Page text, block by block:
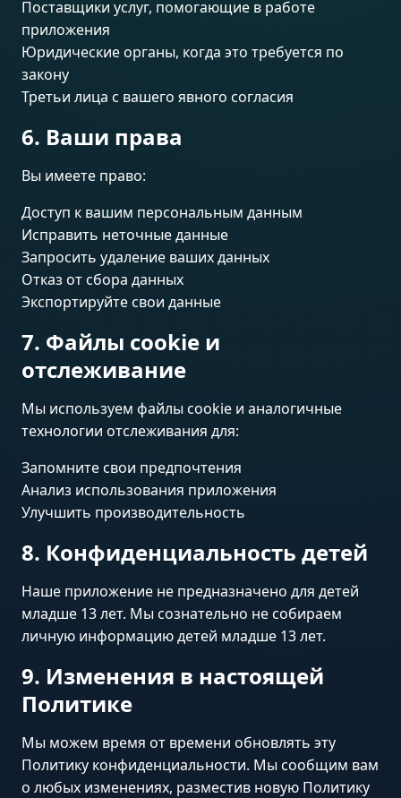
Поставщики услуг, помогающие в работе
приложения
Юридические органы, когда это требуется по
закону
Третьи лица с вашего явного согласия
6. Ваши права
Вы имеете право:
Доступ к вашим персональным данным
Исправить неточные данные
Запросить удаление ваших данных
Отказ от сбора данных
Экспортируйте свои данные
7. Файлы cookie и
отслеживание
Мы используем файлы cookie и аналогичные
технологии отслеживания для:
Запомните свои предпочтения
Анализ использования приложения
Улучшить производительность
8. Конфиденциальность детей
Наше приложение не предназначено для детей
младше 13 лет. Мы сознательно не собираем
личную информацию детей младше 13 лет.
9. Изменения в настоящей
Политике
Мы можем время от времени обновлять эту
Политику конфиденциальности. Мы сообщим вам
о любых изменениях, разместив новую Политику